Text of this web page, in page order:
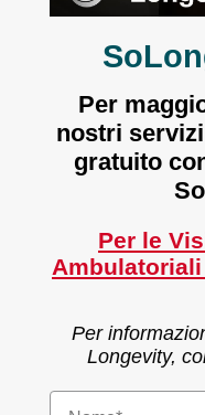
Per
nostri
gratuito
Per le
Per
Longevity,